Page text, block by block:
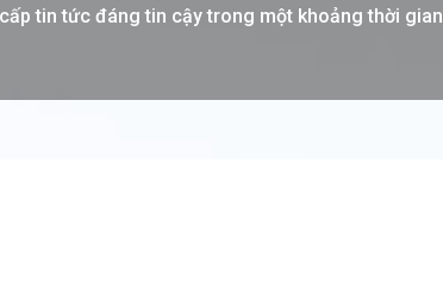
tin tức đáng tin cậy trong một khoảng thời gian